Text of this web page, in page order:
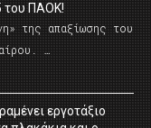
του ΠΑΟΚ!
της απαξίωσης του
…
εργοτάξιο